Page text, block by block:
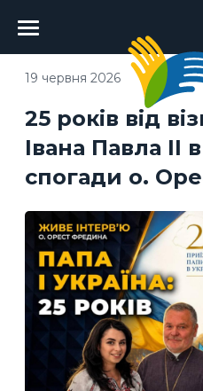
Головне
меню
25 років від
Івана Павла ІІ
спогади о.
19 червня 2026